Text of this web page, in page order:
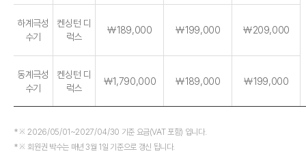
하계극성
수기
켄싱턴 디
럭스
￦189,000 ￦199,000 ￦209,000
동계극성
수기
켄싱턴 디
럭스
￦1,790,000 ￦189,000 ￦199,000
※ 2026/05/01~2027/04/30 기준 요금(VAT 포함) 입니다.
※ 회원권 박수는 매년 3월 1일 기준으로 갱신 됩니다.